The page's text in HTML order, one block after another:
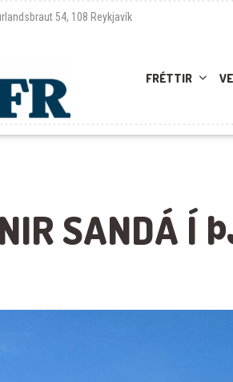
54, 108 Reykjavík
FRÉTTIR
SANDÁ Í